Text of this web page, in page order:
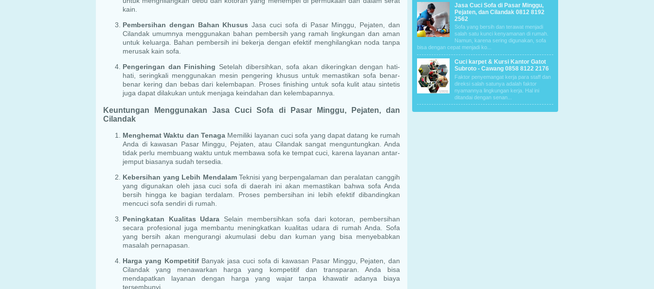
kain.
Pembersihan dengan Bahan Khusus Jasa cuci sofa di Pasar Minggu, Pejaten, dan
Cilandak umumnya menggunakan bahan pembersih yang ramah lingkungan dan aman
untuk keluarga. Bahan pembersih ini bekerja dengan efektif menghilangkan noda tanpa
merusak kain sofa.
Pengeringan dan Finishing Setelah dibersihkan, sofa akan dikeringkan dengan hati-
hati, seringkali menggunakan mesin pengering khusus untuk memastikan sofa benar-
benar kering dan bebas dari kelembapan. Proses finishing untuk sofa kulit atau sintetis
juga dapat dilakukan untuk menjaga keindahan dan kelembapannya.
Keuntungan Menggunakan Jasa Cuci Sofa di Pasar Minggu, Pejaten, dan
Cilandak
Menghemat Waktu dan Tenaga Memiliki layanan cuci sofa yang dapat datang ke rumah
Anda di kawasan Pasar Minggu, Pejaten, atau Cilandak sangat menguntungkan. Anda
tidak perlu membuang waktu untuk membawa sofa ke tempat cuci, karena layanan antar-
jemput biasanya sudah tersedia.
Kebersihan yang Lebih MendalamTeknisi yang berpengalaman dan peralatan canggih
yang digunakan oleh jasa cuci sofa di daerah ini akan memastikan bahwa sofa Anda
bersih hingga ke bagian terdalam. Proses pembersihan ini lebih efektif dibandingkan
mencuci sofa sendiri di rumah.
Peningkatan Kualitas Udara Selain membersihkan sofa dari kotoran, pembersihan
secara profesional juga membantu meningkatkan kualitas udara di rumah Anda. Sofa
yang bersih akan mengurangi akumulasi debu dan kuman yang bisa menyebabkan
masalah pernapasan.
Harga yang KompetitifBanyak jasa cuci sofa di kawasan Pasar Minggu, Pejaten, dan
Cilandak yang menawarkan harga yang kompetitif dan transparan. Anda bisa
mendapatkan layanan dengan harga yang wajar tanpa khawatir adanya biaya
tersembunyi.
Jasa Cuci Sofa di Pasar Minggu,
Pejaten, dan Cilandak 0812 8192
2562
Sofa yang bersih dan terawat menjadi
salah satu kunci kenyamanan di rumah.
Namun, karena sering digunakan, sofa
bisa dengan cepat menjadi ko...
Cuci karpet & Kursi Kantor Gatot
Subroto - Cawang 0858 8122 2176
Faktor penyemangat kerja para staff dan
direksi salah satunya adalah faktor
nyamannya lingkungan kerja. Hal ini
ditandai dengan senan...